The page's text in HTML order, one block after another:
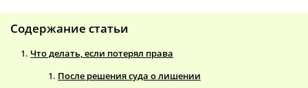
Содержание статьи
Что делать, если потерял права
После решения суда о лишении